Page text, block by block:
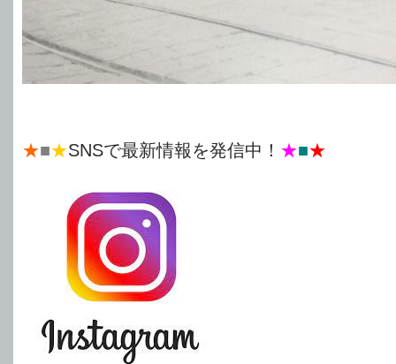
★■★SNSで最新情報を発信中！ ★■★